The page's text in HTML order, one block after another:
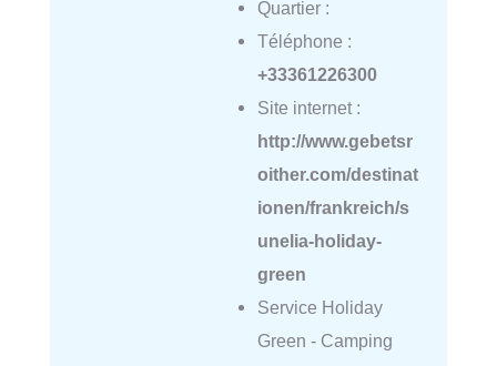
Quartier :
Téléphone :
+33361226300
Site internet :
http://www.gebetsr
oither.com/destinat
ionen/frankreich/s
unelia-holiday-
green
Service Holiday
Green - Camping